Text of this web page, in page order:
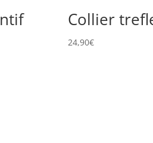
Collier
24,90€